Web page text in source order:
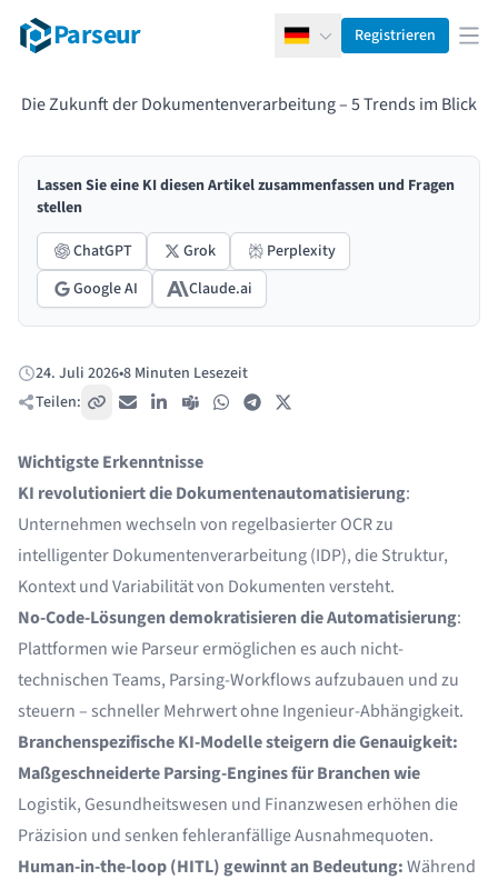
Parseur DeutschRegistrieren
Die Zukunft der Dokumentenverarbeitung – 5 Trends im Blick
Lassen Sie eine KI diesen Artikel zusammenfassen und Fragen
stellen
ChatGPT
Grok
Perplexity
Google AI
Claude.ai
Veröffentlicht:
24. Juli 2026•8 Minuten Lesezeit
Teilen:
Link kopieren
E-Mail LinkedIn
Teams WhatsAppTelegram
Wichtigste Erkenntnisse
KI revolutioniert die Dokumentenautomatisierung:
Unternehmen wechseln von regelbasierter OCR zu
intelligenter Dokumentenverarbeitung (IDP), die Struktur,
Kontext und Variabilität von Dokumenten versteht.
No-Code-Lösungen demokratisieren die Automatisierung:
Plattformen wie Parseur ermöglichen es auch nicht-
technischen Teams, Parsing-Workflows aufzubauen und zu
steuern – schneller Mehrwert ohne Ingenieur-Abhängigkeit.
Branchenspezifische KI-Modelle steigern die Genauigkeit:
Maßgeschneiderte Parsing-Engines für Branchen wie
Logistik, Gesundheitswesen und Finanzwesen erhöhen die
Präzision und senken fehleranfällige Ausnahmequoten.
Human-in-the-loop (HITL) gewinnt an Bedeutung:Während